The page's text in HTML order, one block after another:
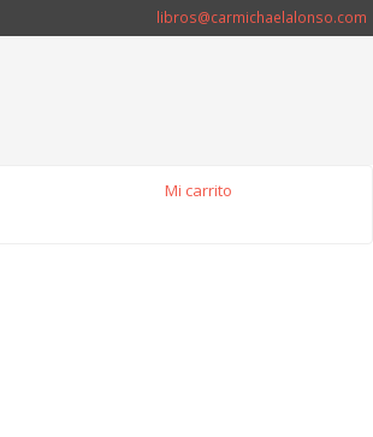
libros@carmichaelalonso.com
Mi carrito